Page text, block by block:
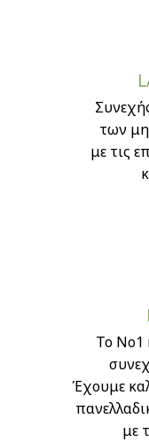
των
με τις
Το Νο1
Έχουμε
με